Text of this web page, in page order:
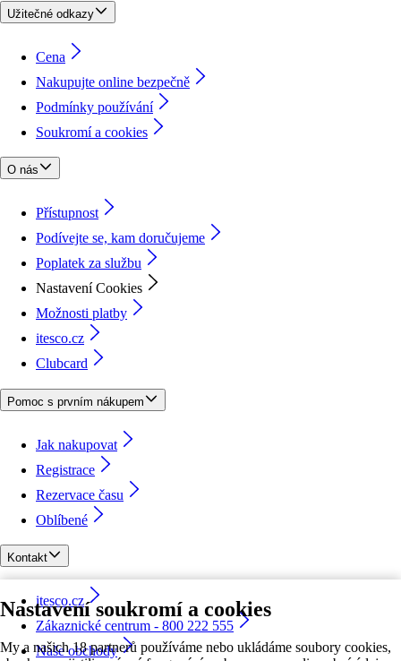
Nastavení soukromí a cookies
My a našich 18 partnerů používáme nebo ukládáme soubory cookies,
Užitečné odkazy
Cena
Nakupujte online bezpečně
Podmínky používání
Soukromí a cookies
O nás
Přístupnost
Podívejte se, kam doručujeme
Poplatek za službu
Nastavení Cookies
Možnosti platby
itesco.cz
Clubcard
Pomoc s prvním nákupem
Jak nakupovat
Registrace
Rezervace času
Oblíbené
Kontakt
itesco.cz
Zákaznické centrum - 800 222 555
Naše obchody